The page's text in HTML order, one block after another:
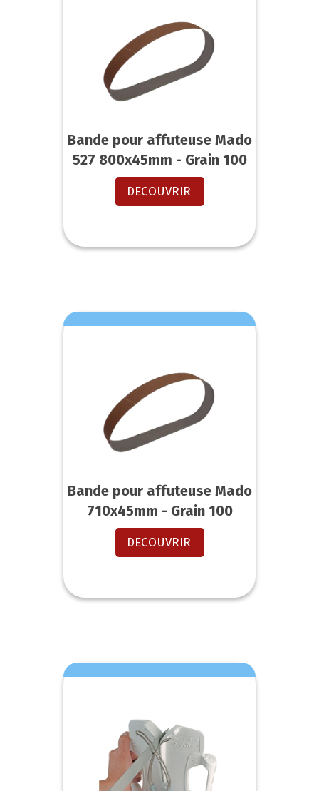
Bande pour affuteuse Mado
527 800x45mm - Grain 100
DECOUVRIR
Bande pour affuteuse Mado
710x45mm - Grain 100
DECOUVRIR